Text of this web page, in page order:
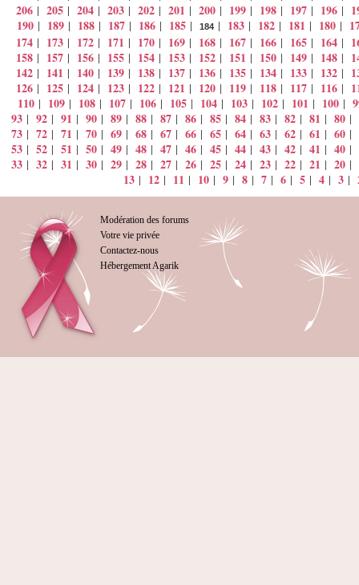
206 | 205 | 204 | 203 | 202 | 201 | 200 | 199 | 198 | 197 | 196 |
190 | 189 | 188 | 187 | 186 | 185 |184 | 183 | 182 | 181 | 180 |
174 | 173 | 172 | 171 | 170 | 169 | 168 | 167 | 166 | 165 | 164 |
158 | 157 | 156 | 155 | 154 | 153 | 152 | 151 | 150 | 149 | 148 |
142 | 141 | 140 | 139 | 138 | 137 | 136 | 135 | 134 | 133 | 132 |
126 | 125 | 124 | 123 | 122 | 121 | 120 | 119 | 118 | 117 | 116 |
110 | 109 | 108 | 107 | 106 | 105 | 104 | 103 | 102 | 101 | 100 |
93 | 92 | 91 | 90 | 89 | 88 | 87 | 86 | 85 | 84 | 83 | 82 | 81 | 80 |
73 | 72 | 71 | 70 | 69 | 68 | 67 | 66 | 65 | 64 | 63 | 62 | 61 | 60 |
53 | 52 | 51 | 50 | 49 | 48 | 47 | 46 | 45 | 44 | 43 | 42 | 41 | 40 |
33 | 32 | 31 | 30 | 29 | 28 | 27 | 26 | 25 | 24 | 23 | 22 | 21 | 20 |
13 | 12 | 11 | 10 | 9 | 8 | 7 | 6 | 5 | 4 | 3 |
Modération des forums
Votre vie privée
Contactez-nous
Hébergement Agarik